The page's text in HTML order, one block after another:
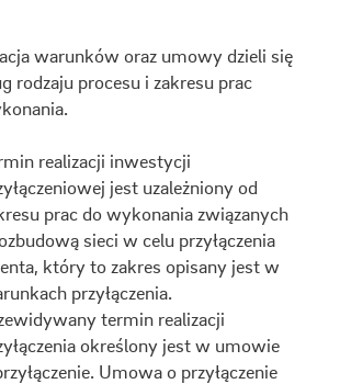
warunków oraz umowy dzieli się
rodzaju procesu i zakresu prac
realizacji inwestycji
jest uzależniony od
prac do wykonania związanych
sieci w celu przyłączenia
który to zakres opisany jest w
przyłączenia.
termin realizacji
określony jest w umowie
Umowa o przyłączenie